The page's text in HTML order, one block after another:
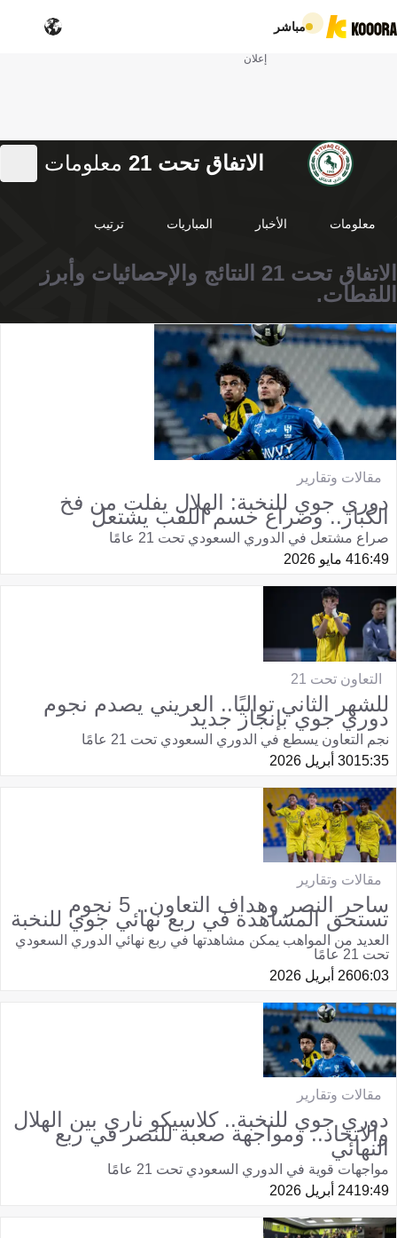
مباشر
إعلان
الاتفاق تحت 21 معلومات
معلومات الأخبار المباريات ترتيب
الاتفاق تحت 21 النتائج والإحصائيات وأبرز
اللقطات.
مقالات وتقارير
دوري جوي للنخبة: الهلال يفلت من فخ
الكبار.. وصراع حسم اللقب يشتعل
صراع مشتعل في الدوري السعودي تحت 21 عامًا
16:494 مايو 2026
التعاون تحت 21
للشهر الثاني تواليًا.. العريني يصدم نجوم
دوري جوي بإنجاز جديد
نجم التعاون يسطع في الدوري السعودي تحت 21 عامًا
15:3530 أبريل 2026
مقالات وتقارير
ساحر النصر وهداف التعاون.. 5 نجوم
تستحق المشاهدة في ربع نهائي جوي للنخبة
العديد من المواهب يمكن مشاهدتها في ربع نهائي الدوري السعودي
تحت 21 عامًا
06:0326 أبريل 2026
مقالات وتقارير
دوري جوي للنخبة.. كلاسيكو ناري بين الهلال
والاتحاد.. ومواجهة صعبة للنصر في ربع
النهائي
مواجهات قوية في الدوري السعودي تحت 21 عامًا
19:4924 أبريل 2026